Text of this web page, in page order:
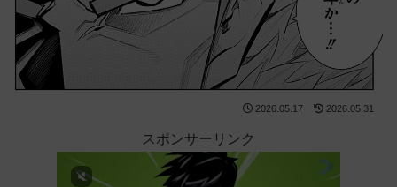
2026.05.17 2026.05.31
スポンサーリンク